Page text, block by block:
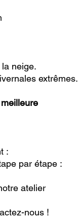
neige.
extrêmes.
:
par étape :
atelier
nous !